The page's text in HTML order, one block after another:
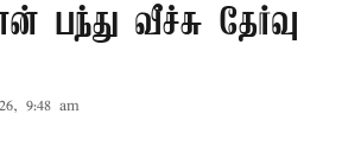
பந்து வீச்சு தேர்வு
9:48 am